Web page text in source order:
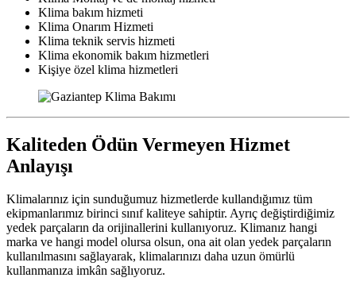
Klima bakım hizmeti
Klima Onarım Hizmeti
Klima teknik servis hizmeti
Klima ekonomik bakım hizmetleri
Kişiye özel klima hizmetleri
Kaliteden Ödün Vermeyen Hizmet
Anlayışı
Klimalarınız için sunduğumuz hizmetlerde kullandığımız tüm
ekipmanlarımız birinci sınıf kaliteye sahiptir. Ayrıç değiştirdiğimiz
yedek parçaların da orijinallerini kullanıyoruz. Klimanız hangi
marka ve hangi model olursa olsun, ona ait olan yedek parçaların
kullanılmasını sağlayarak, klimalarınızı daha uzun ömürlü
kullanmanıza imkân sağlıyoruz.